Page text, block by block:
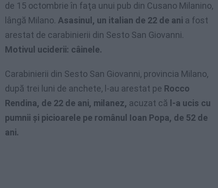
de 15 octombrie în faţa unui pub din Cusano Milanino,
lângă Milano. Asasinul, un italian de 22 de ani a fost
arestat de carabinierii din Sesto San Giovanni.
Motivul uciderii: câinele.
Carabinierii din Sesto San Giovanni, provincia Milano,
după trei luni de anchete, l-au arestat pe Rocco
Rendina, de 22 de ani, milanez, acuzat că l-a ucis cu
pumnii şi picioarele pe românul Ioan Popa, de 52 de
ani.